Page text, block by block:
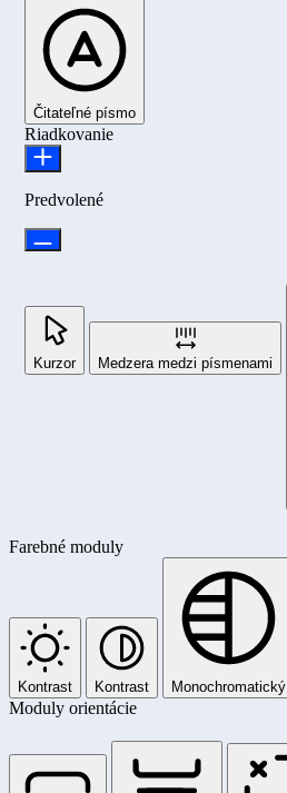
Čitateľné písmo
Riadkovanie
Predvolené
Kurzor Medzera medzi písmenami
Farebné moduly
Kontrast Kontrast Monochromatický
Moduly orientácie